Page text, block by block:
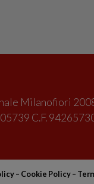
Milanofiori
C.F.
– Cookie Policy –